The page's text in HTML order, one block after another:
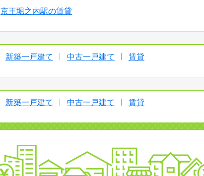
京王堀之内駅の賃貸
新築一戸建て 中古一戸建て 賃貸
新築一戸建て 中古一戸建て 賃貸